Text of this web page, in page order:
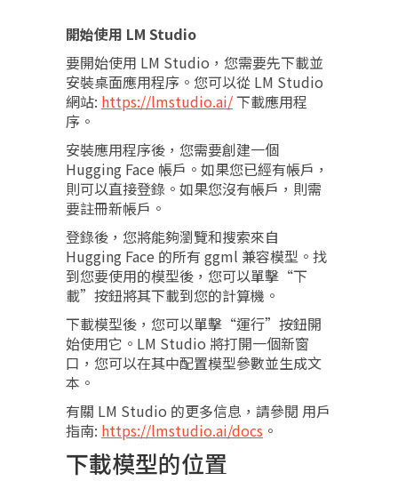
開始使用 LM Studio
要開始使用 LM Studio，您需要先下載並
安裝桌面應用程序。您可以從 LM Studio
網站: https://lmstudio.ai/下載應用程
序。
安裝應用程序後，您需要創建一個
Hugging Face 帳戶。如果您已經有帳戶，
則可以直接登錄。如果您沒有帳戶，則需
要註冊新帳戶。
登錄後，您將能夠瀏覽和搜索來自
Hugging Face 的所有 ggml 兼容模型。找
到您要使用的模型後，您可以單擊“下
載”按鈕將其下載到您的計算機。
下載模型後，您可以單擊“運行”按鈕開
始使用它。LM Studio 將打開一個新窗
口，您可以在其中配置模型參數並生成文
本。
有關 LM Studio 的更多信息，請參閱 用戶
指南: https://lmstudio.ai/docs 。
下載模型的位置